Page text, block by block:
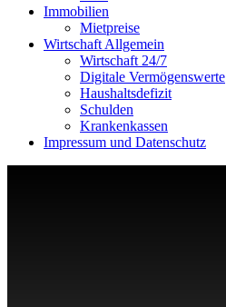
Immobilien
Mietpreise
Wirtschaft Allgemein
Wirtschaft 24/7
Digitale Vermögenswerte
Haushaltsdefizit
Schulden
Krankenkassen
Impressum und Datenschutz